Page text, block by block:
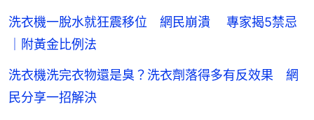
洗衣機一脫水就狂震移位 網民崩潰 專家揭5禁忌
｜附黃金比例法
洗衣機洗完衣物還是臭？洗衣劑落得多有反效果 網
民分享一招解決